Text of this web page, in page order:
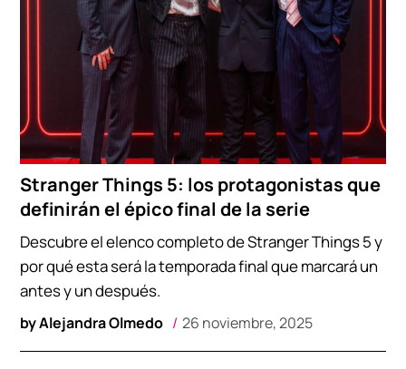
Stranger Things 5: los protagonistas que
definirán el épico final de la serie
byAlejandra Olmedo 26 noviembre, 2025
Descubre el elenco completo de Stranger Things 5 y
por qué esta será la temporada final que marcará un
antes y un después.